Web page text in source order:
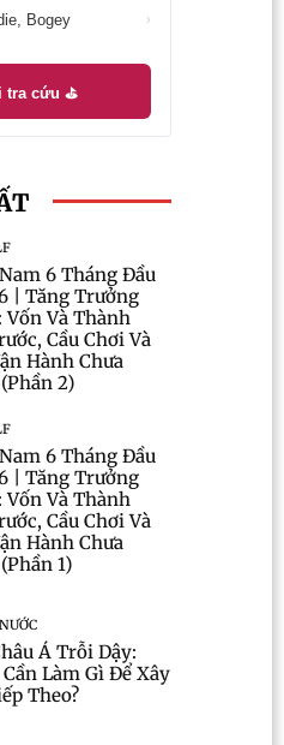
Bogey ›
tra cứu ⛳
6 Tháng Đầu
| Tăng Trưởng
Vốn Và Thành
Cầu Chơi Và
Hành Chưa
2)
6 Tháng Đầu
| Tăng Trưởng
Vốn Và Thành
Cầu Chơi Và
Hành Chưa
1)
Á Trỗi Dậy:
Làm Gì Để Xây
Theo?